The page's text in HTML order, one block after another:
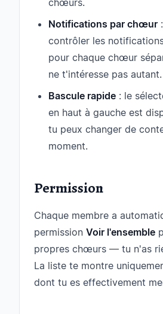
chœurs.
Notifications par chœur
contrôler les
pour chaque chœur
ne t'intéresse pas autant.
Bascule rapide : le
en haut à gauche est
tu peux changer de
moment.
Permission
Chaque membre a
permission Voir l'ensemble
propres chœurs — tu n'as
La liste te montre
dont tu es effectivement